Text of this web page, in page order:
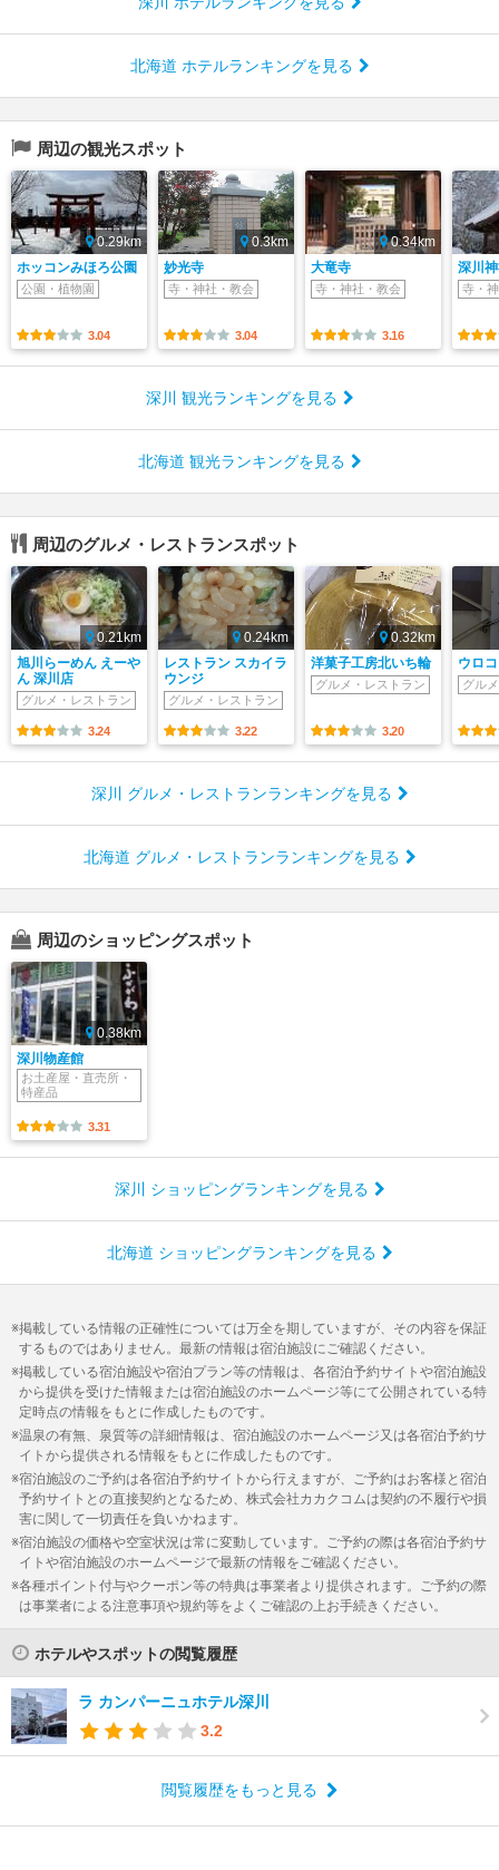
北海道 ホテルランキングを見る
周辺の観光スポット
0.29km
ホッコンみほろ公園
公園・植物園
3.04
0.3km
妙光寺
寺・神社・教会
3.04
0.34km
大竜寺
寺・神社・教会
3.16
深川
寺・
深川 観光ランキングを見る
北海道 観光ランキングを見る
周辺のグルメ・レストランスポット
0.21km
旭川らーめん えーや
ん 深川店
グルメ・レストラン
3.24
0.24km
レストラン スカイラ
ウンジ
グルメ・レストラン
3.22
0.32km
洋菓子工房北いち輪
グルメ・レストラン
3.20
ウロ
グル
深川 グルメ・レストランランキングを見る
北海道 グルメ・レストランランキングを見る
周辺のショッピングスポット
0.38km
深川物産館
お土産屋・直売所・
特産品
3.31
深川 ショッピングランキングを見る
北海道 ショッピングランキングを見る
掲載している情報の正確性については万全を期していますが、その内容を保証
するものではありません。最新の情報は宿泊施設にご確認ください。
掲載している宿泊施設や宿泊プラン等の情報は、各宿泊予約サイトや宿泊施設
から提供を受けた情報または宿泊施設のホームページ等にて公開されている特
定時点の情報をもとに作成したものです。
温泉の有無、泉質等の詳細情報は、宿泊施設のホームページ又は各宿泊予約サ
イトから提供される情報をもとに作成したものです。
宿泊施設のご予約は各宿泊予約サイトから行えますが、ご予約はお客様と宿泊
予約サイトとの直接契約となるため、株式会社カカクコムは契約の不履行や損
害に関して一切責任を負いかねます。
宿泊施設の価格や空室状況は常に変動しています。ご予約の際は各宿泊予約サ
イトや宿泊施設のホームページで最新の情報をご確認ください。
各種ポイント付与やクーポン等の特典は事業者より提供されます。ご予約の際
は事業者による注意事項や規約等をよくご確認の上お手続きください。
ホテルやスポットの閲覧履歴
ラ カンパーニュホテル深川
3.2
閲覧履歴をもっと見る